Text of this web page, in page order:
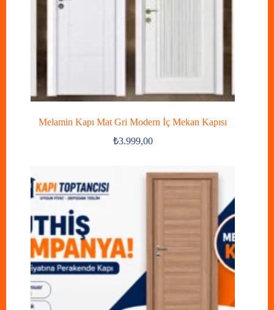
Melamin Kapı Mat Gri Modern İç Mekan Kapısı
₺3.999,00